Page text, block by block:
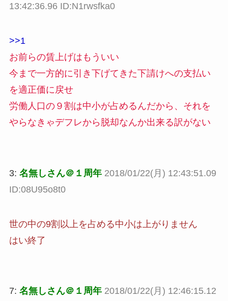
13:42:36.96 ID:N1rwsfka0
>>1
お前らの賃上げはもういい
今まで一方的に引き下げてきた下請けへの支払い
を適正価に戻せ
労働人口の９割は中小が占めるんだから、それを
やらなきゃデフレから脱却なんか出来る訳がない
3: 名無しさん＠１周年 2018/01/22(月) 12:43:51.09
ID:08U95o8t0
世の中の9割以上を占める中小は上がりません
はい終了
7: 名無しさん＠１周年 2018/01/22(月) 12:46:15.12